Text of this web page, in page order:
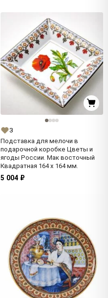
3
Подставка для мелочи в
подарочной коробке Цветы и
ягоды России. Мак восточный
Квадратная 164 x 164 мм.
5 004 ₽